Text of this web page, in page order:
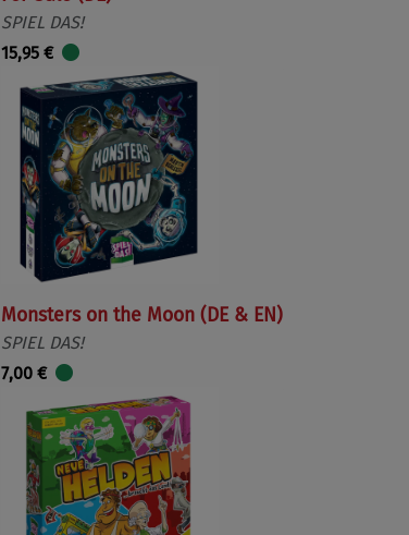
SPIEL DAS!
15,95 €
Monsters on the Moon (DE & EN)
SPIEL DAS!
7,00 €